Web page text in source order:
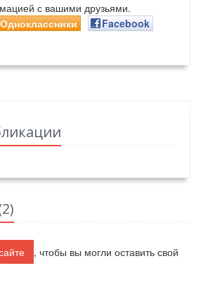
с вашими друзьями.
Одноклассники
Facebook
2)
, чтобы вы могли оставить свой